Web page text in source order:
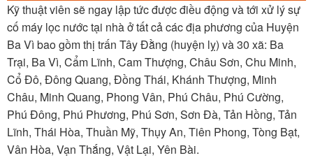
Kỹ thuật viên sẽ ngay lập tức được điều động và tới xử lý sự
cố máy lọc nước tại nhà ở tất cả các địa phương của Huyện
Ba Vì bao gồm thị trấn Tây Đằng (huyện lỵ) và 30 xã: Ba
Trại, Ba Vì, Cẩm Lĩnh, Cam Thượng, Châu Sơn, Chu Minh,
Cổ Đô, Đông Quang, Đồng Thái, Khánh Thượng, Minh
Châu, Minh Quang, Phong Vân, Phú Châu, Phú Cường,
Phú Đông, Phú Phương, Phú Sơn, Sơn Đà, Tản Hồng, Tản
Lĩnh, Thái Hòa, Thuần Mỹ, Thụy An, Tiên Phong, Tòng Bạt,
Vân Hòa, Vạn Thắng, Vật Lại, Yên Bài.